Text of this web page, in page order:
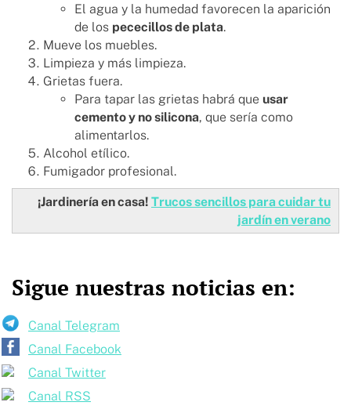
El agua y la humedad favorecen la aparición
de los pececillos de plata.
Mueve los muebles.
Limpieza y más limpieza.
Grietas fuera.
Para tapar las grietas habrá que usar
cemento y no silicona, que sería como
alimentarlos.
Alcohol etílico.
Fumigador profesional.
¡Jardinería en casa! Trucos sencillos para cuidar tu
jardín en verano
Sigue nuestras noticias en:
Canal Telegram
Canal Facebook
Canal Twitter
Canal RSS